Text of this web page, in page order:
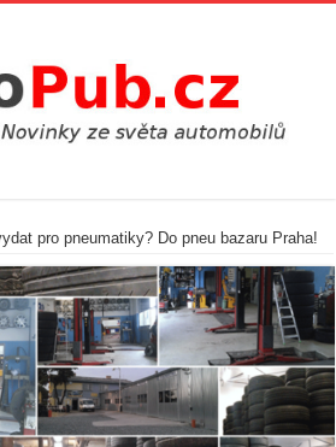
pro pneumatiky? Do pneu bazaru Praha!